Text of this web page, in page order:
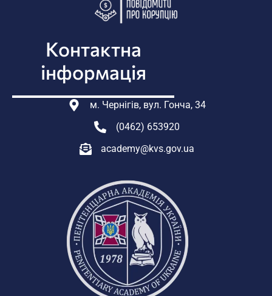
Контактна
інформація
м. Чернігів, вул. Гонча, 34
(0462) 653920
academy@kvs.gov.ua